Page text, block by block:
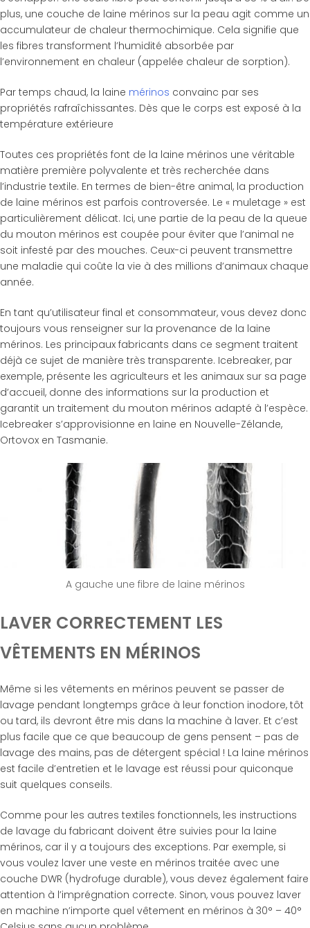
plus, une couche de laine mérinos sur la peau agit comme un
accumulateur de chaleur thermochimique. Cela signifie que
les fibres transforment l’humidité absorbée par
l’environnement en chaleur (appelée chaleur de sorption).
Par temps chaud, la laine mérinos convainc par ses
propriétés rafraîchissantes. Dès que le corps est exposé à la
température extérieure
Toutes ces propriétés font de la laine mérinos une véritable
matière première polyvalente et très recherchée dans
l’industrie textile. En termes de bien-être animal, la production
de laine mérinos est parfois controversée. Le « muletage » est
particulièrement délicat. Ici, une partie de la peau de la queue
du mouton mérinos est coupée pour éviter que l’animal ne
soit infesté par des mouches. Ceux-ci peuvent transmettre
une maladie qui coûte la vie à des millions d’animaux chaque
année.
En tant qu’utilisateur final et consommateur, vous devez donc
toujours vous renseigner sur la provenance de la laine
mérinos. Les principaux fabricants dans ce segment traitent
déjà ce sujet de manière très transparente. Icebreaker, par
exemple, présente les agriculteurs et les animaux sur sa page
d’accueil, donne des informations sur la production et
garantit un traitement du mouton mérinos adapté à l’espèce.
Icebreaker s’approvisionne en laine en Nouvelle-Zélande,
Ortovox en Tasmanie.
A gauche une fibre de laine mérinos
LAVER CORRECTEMENT LES
VÊTEMENTS EN MÉRINOS
Même si les vêtements en mérinos peuvent se passer de
lavage pendant longtemps grâce à leur fonction inodore, tôt
ou tard, ils devront être mis dans la machine à laver. Et c’est
plus facile que ce que beaucoup de gens pensent – pas de
lavage des mains, pas de détergent spécial ! La laine mérinos
est facile d’entretien et le lavage est réussi pour quiconque
suit quelques conseils.
Comme pour les autres textiles fonctionnels, les instructions
de lavage du fabricant doivent être suivies pour la laine
mérinos, car il y a toujours des exceptions. Par exemple, si
vous voulez laver une veste en mérinos traitée avec une
couche DWR (hydrofuge durable), vous devez également faire
attention à l’imprégnation correcte. Sinon, vous pouvez laver
en machine n’importe quel vêtement en mérinos à 30° – 40°